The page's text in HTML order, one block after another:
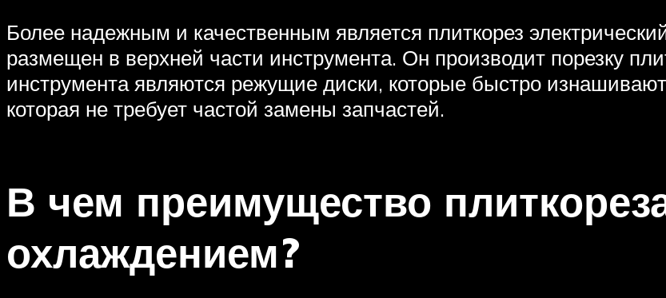
Более надежным и качественным является плиткорез
размещен в верхней части инструмента. Он производит порезку
инструмента являются режущие диски, которые быстро
которая не требует частой замены запчастей.
В чем преимущество
охлаждением?